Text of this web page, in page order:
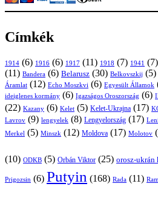
Címkék
1914 (6) 1916 (6) 1917 (11) 1918 (7) 1941 (7)
(11) Bandera (6) Belarusz (30) Belkovszkij (5)
Áramlat (12) Echo Moszkvi (6) Egyesült Államok
ideiglenes kormány (6) Igazságos Oroszország (6)
(22) Kazany (6) Kelet (5) Kelet-Ukrajna (17)
Lavrov (9) lengyelek (8) Lengyelország (17)
Merkel (5) Minszk (12) Moldova (17) Molotov
(10) ODKB (5) Orbán Viktor (25) orosz-ukrán
Prigozsin (6) Putyin (168) Rada (11)